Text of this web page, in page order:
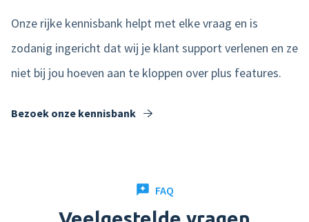
Onze rijke kennisbank helpt met elke vraag en is
zodanig ingericht dat wij je klant support verlenen en ze
niet bij jou hoeven aan te kloppen over plus features.
Bezoek onze kennisbank
FAQ